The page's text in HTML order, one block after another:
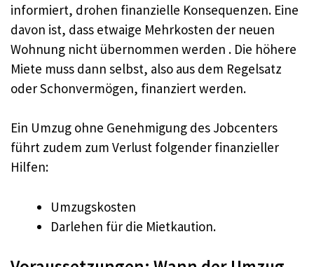
informiert, drohen finanzielle Konsequenzen. Eine
davon ist, dass etwaige Mehrkosten der neuen
Wohnung nicht übernommen werden . Die höhere
Miete muss dann selbst, also aus dem Regelsatz
oder Schonvermögen, finanziert werden.
Ein Umzug ohne Genehmigung des Jobcenters
führt zudem zum Verlust folgender finanzieller
Hilfen:
Umzugskosten
Darlehen für die Mietkaution.